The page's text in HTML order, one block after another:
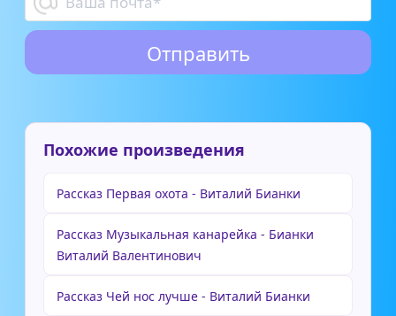
Похожие произведения
Рассказ Первая охота - Виталий Бианки
Рассказ Музыкальная канарейка - Бианки
Виталий Валентинович
Рассказ Чей нос лучше - Виталий Бианки